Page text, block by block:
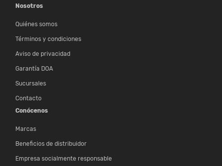
Nosotros
Quiénes somos
Términos y condiciones
Aviso de privacidad
Garantía DOA
Sucursales
Contacto
Conócenos
Marcas
Beneficios de distribuidor
Empresa socialmente responsable